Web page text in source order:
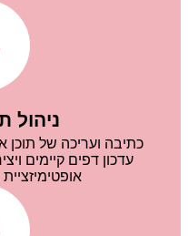
ניהול
כתיבה ועריכה של תוכן
עדכון דפים קיימים
אופטימיזציית